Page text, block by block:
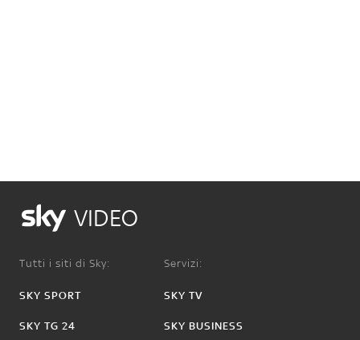
VIDEO
Tutti i siti di Sky:
SKY SPORT
SKY TG 24
Servizi:
SKY TV
SKY BUSINESS